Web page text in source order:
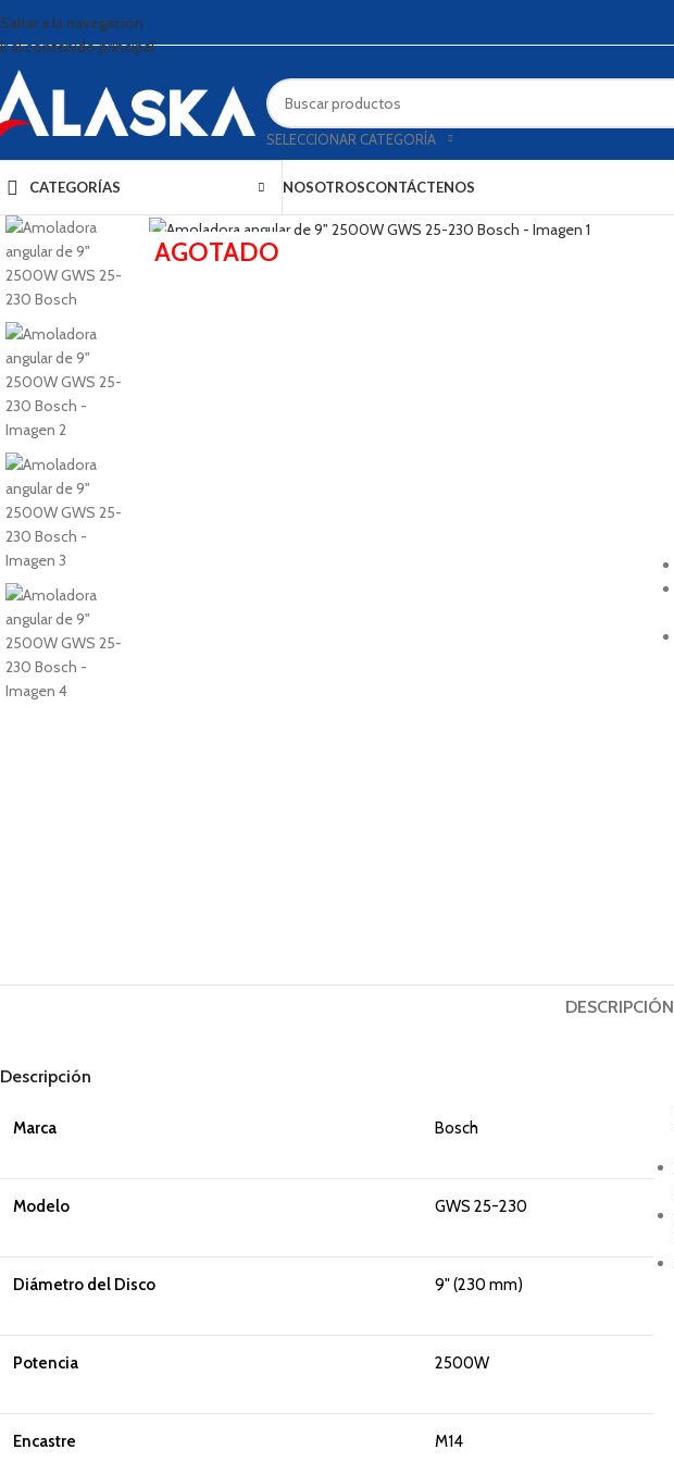
Saltar a la navegación
Ir al contenido principal
SELECCIONAR CATEGORÍA
CATEGORÍAS NOSOTROSCONTÁCTENOS
AGOTADO
Haga clic para ampliar
DESCRIPCIÓN
Descripción
Marca Bosch
Modelo GWS 25-230
Diámetro del Disco 9" (230 mm)
Potencia 2500W
Encastre M14